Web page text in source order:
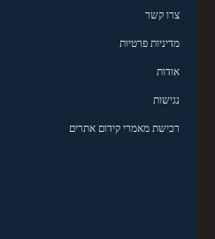
צרו קשר
מדיניות פרטיות
אודות
נגישות
רכישת מאמרי קידום אתרים